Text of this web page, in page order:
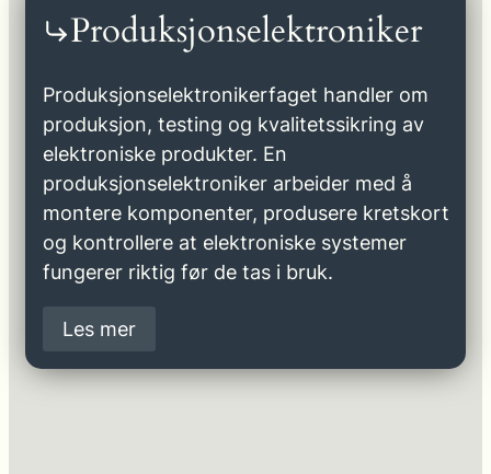
Produksjonselektroniker
Produksjonselektronikerfaget handler om
produksjon, testing og kvalitetssikring av
elektroniske produkter. En
produksjonselektroniker arbeider med å
montere komponenter, produsere kretskort
og kontrollere at elektroniske systemer
fungerer riktig før de tas i bruk.
Les mer